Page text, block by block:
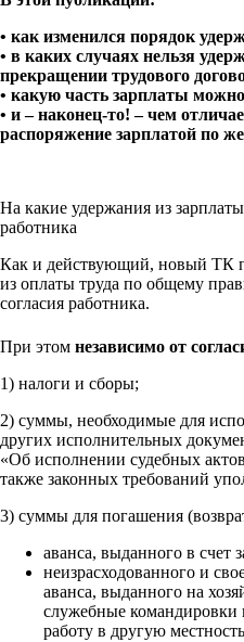
• как изменился порядок
• в каких случаях нельзя
прекращении трудового
• какую часть зарплаты
• и – наконец-то! – чем
распоряжение зарплатой по
На какие удержания из
работника
Как и действующий, новый ТК
из оплаты труда по общему
согласия работника.
При этом независимо от
1) налоги и сборы;
2) суммы, необходимые для
других исполнительных
«Об исполнении судебных
также законных требований
3) суммы для погашения
аванса, выданного в счет
неизрасходованного и
аванса, выданного на
служебные командировки
работу в другую